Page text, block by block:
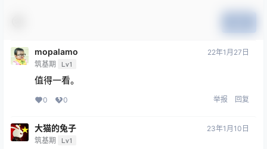
mopalamo
筑基期 Lv1
22年1月27日
值得一看。
0 0 举报 回复
大猫的兔子
筑基期 Lv1
23年1月10日